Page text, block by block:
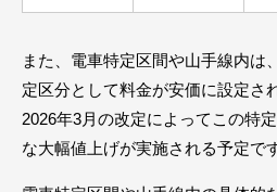
また、電車特定区間や山手線内は
定区分として料金が安価に設定さ
2026年3月の改定によってこの特
な大幅値上げが実施される予定です